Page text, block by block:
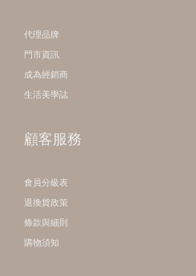
代理品牌
門市資訊
成為經銷商
生活美學誌
顧客服務
會員分級表
退換貨政策
條款與細則
購物須知